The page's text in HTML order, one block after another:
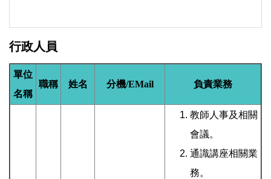
行政人員
單位
名稱
職稱 姓名 分機/EMail 負責業務
教師人事及相關
會議。
通識講座相關業
務。